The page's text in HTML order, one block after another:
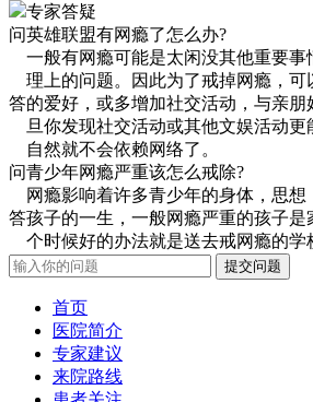
专家答疑
问英雄联盟有网瘾了怎么办?
答
一般有网瘾可能是太闲没其他重要
理上的问题。因此为了戒掉网瘾，
的爱好，或多增加社交活动，与亲
旦你发现社交活动或其他文娱活动更
自然就不会依赖网络了。
问青少年网瘾严重该怎么戒除?
答
网瘾影响着许多青少年的身体，思
孩子的一生，一般网瘾严重的孩子
个时候好的办法就是送去戒网瘾的学
首页
医院简介
专家建议
来院路线